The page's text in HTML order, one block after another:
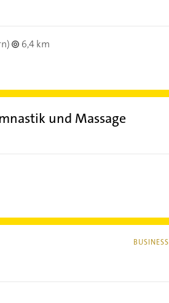
6,4 km
und Massage
BUSINESS